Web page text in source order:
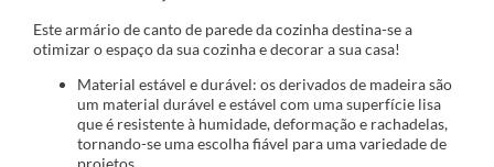
Este armário de canto de parede da cozinha destina-se a
otimizar o espaço da sua cozinha e decorar a sua casa!
Material estável e durável: os derivados de madeira são
um material durável e estável com uma superfície lisa
que é resistente à humidade, deformação e rachadelas,
tornando-se uma escolha fiável para uma variedade de